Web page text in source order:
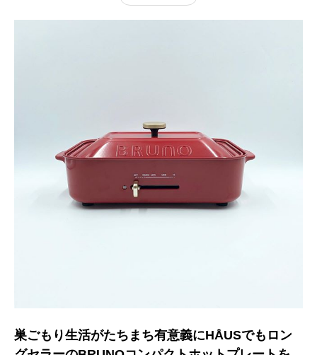
巣ごもり生活がたちまち有意義にHÅUSでもロン